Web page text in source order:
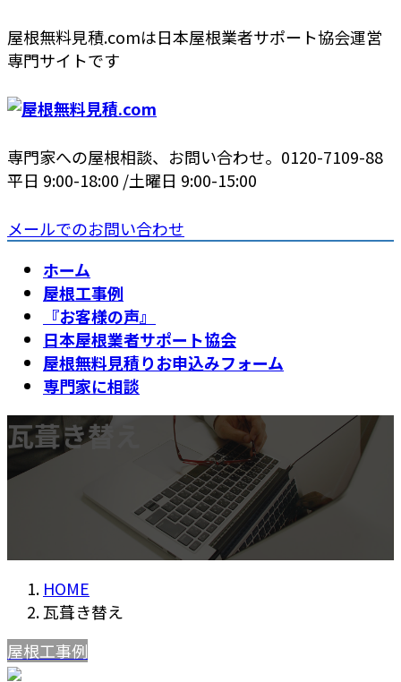
コ
ン
テ
ン
ツ
ス
キ
プ
ナ
ビ
ゲ
ー
シ
ン
に
動
屋根無料見積.comは日本屋根業者サポート協会運営
専門サイトです
専門家への屋根相談、お問い合わせ。 0120-7109-88
平日 9:00-18:00 /土曜日 9:00-15:00
メールでのお問い合わせ
ホーム
屋根工事例
『お客様の声』
日本屋根業者サポート協会
屋根無料見積りお申込みフォーム
専門家に相談
瓦葺き替え
HOME
瓦葺き替え
屋根工事例